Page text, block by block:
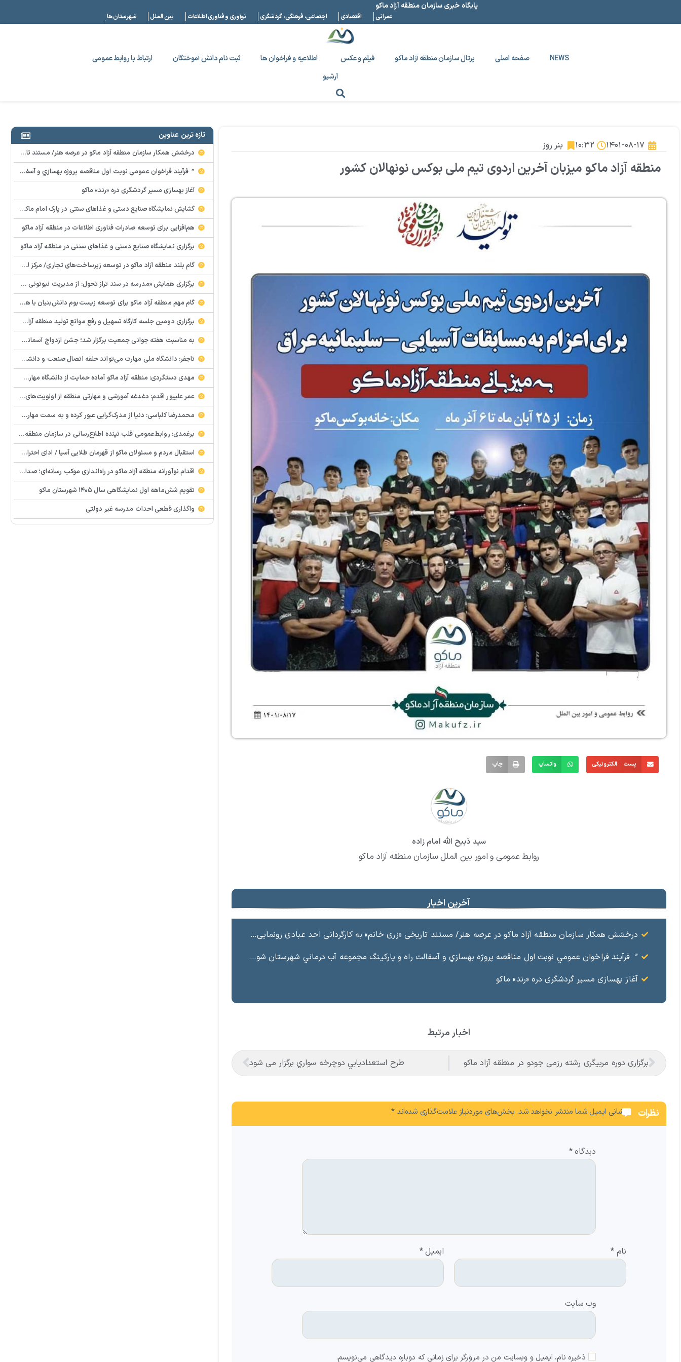
پایگاه خبری سازمان منطقه آزاد ماکو
عمرانی اقتصادی اجتماعی، فرهنگی، گردشگری نوآوری و فناوری اطلاعات بین الملل شهرستان ها
NEWS صفحه اصلی پرتال سازمان منطقه آزاد ماکو فیلم و عکس اطلاعیه و فراخوان ها ثبت نام دانش آموختگان
ارتباط با روابط عمومی
آرشیو
۱۴۰۱-۰۸-۱۷ ۱۰:۳۲ بنر روز
منطقه آزاد ماکو میزبان آخرین اردوی تیم ملی بوکس نونهالان کشور
پست الکترونیکی واتساپ چاپ
سید ذبیح الله امام زاده
روابط عمومی و امور بین الملل سازمان منطقه آزاد ماکو
آخرین اخبار
درخشش همکار سازمان منطقه آزاد ماکو در عرصه هنر/ مستند تاریخی «زری خانم» به کارگردانی احد عبادی رونمایی شد
” فرآيند فراخوان عمومي نوبت اول مناقصه پروژه بهسازي و آسفالت راه و پاركينگ مجموعه آب درماني شهرستان شوط منطقه آزاد ماكو “
آغاز بهسازی مسیر گردشگری دره «رند» ماکو
اخبار مرتبط
برگزاری دوره مربیگری رشته رزمی جودو در منطقه آزاد ماکو طرح استعداديابي دوچرخه سواري برگزار می شود
نظرات نشانی ایمیل شما منتشر نخواهد شد. بخش‌های موردنیاز علامت‌گذاری شده‌اند*
دیدگاه*
نام* ایمیل*
وب‌ سایت
ذخیره نام، ایمیل و وبسایت من در مرورگر برای زمانی که دوباره دیدگاهی می‌نویسم.
تازه ترین عناوین
درخشش همکار سازمان منطقه آزاد ماکو در عرصه هنر/ مستند تاریخی «زری خانم» به کارگردانی احد عبادی رونمایی شد
” فرآيند فراخوان عمومي نوبت اول مناقصه پروژه بهسازي و آسفالت راه و پاركينگ مجموعه آب درماني شهرستان شوط منطقه آزاد ماكو “
آغاز بهسازی مسیر گردشگری دره «رند» ماکو
گشایش نمایشگاه صنایع دستی و غذاهای سنتی در پارک امام ماکو با محوریت توانمندسازی زنان
هم‌افزایی برای توسعه صادرات فناوری اطلاعات در منطقه آزاد ماکو
برگزاری نمایشگاه صنایع دستی و غذاهای سنتی در منطقه آزاد ماکو
گام بلند منطقه آزاد ماکو در توسعه زیرساخت‌های تجاری/ مرکز لجستیک مرزی بازرگان تصویب شد
️برگزاری همایش «مدرسه در سند تراز تحول: از مدیریت نیوتونی به رهبری کوانتومی» با مشارکت سازمان منطقه آزاد ماکو
گام مهم منطقه آزاد ماکو برای توسعه زیست‌بوم دانش‌بنیان با همکاری مرکز نوآوری و شتابدهنده‌های استارتاپ
برگزاری دومین جلسه کارگاه تسهیل و رفع موانع تولید منطقه آزاد ماکو
به مناسبت هفته جوانی جمعیت برگزار شد؛ جشن ازدواج آسمانی و ازدواج آسان در شهرستان پلدشت
تاجفر: دانشگاه ملی مهارت می‌تواند حلقه اتصال صنعت و دانشگاه باشد
مهدی دستگردی: منطقه آزاد ماکو آماده حمایت از دانشگاه مهارت‌محور است
عمر علیپور اقدم: دغدغه آموزشی و مهارتی منطقه از اولویت‌های اصلی ماست
محمدرضا کلباسی: دنیا از مدرک‌گرایی عبور کرده و به سمت مهارت حرکت می‌کند
برغمدی: روابط‌عمومی قلب تپنده اطلاع‌رسانی در سازمان منطقه آزاد ماکو است
استقبال مردم و مسئولان ماکو از قهرمان طلایی آسیا / ادای احترام ابوالفضل پیشه‌ور به شهدای گمنام
اقدام نوآورانه منطقه آزاد ماکو در راه‌اندازی موکب رسانه‌ای؛ صدای مردم از دل تجمعات طنین‌انداز شد
تقویم شش‌ماهه اول نمایشگاهی سال ۱۴۰۵ شهرستان ماکو
واگذاری قطعی احداث مدرسه غیر دولتی